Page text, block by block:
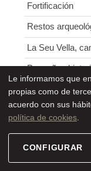
Fortificación
Restos
La Seu Vella,
Pequeñas
Virgen del
El Santo
La Pia
Le informamos que
propias como de
acuerdo con sus
política de cookies
CONFIGURAR